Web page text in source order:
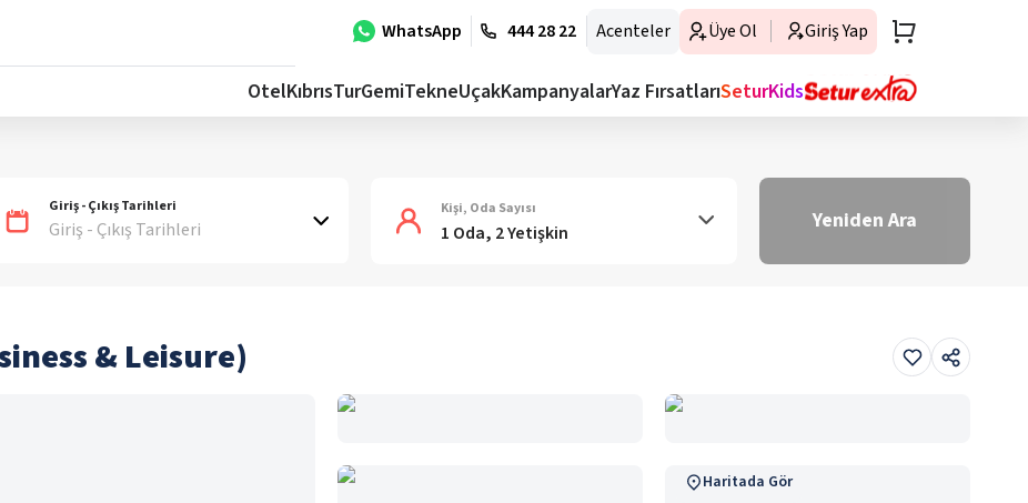
WhatsApp 444 28 22 Acenteler Üye Ol Giriş Yap
OtelKıbrısTurGemiTekneUçakKampanyalarYaz FırsatlarıSeturKids
Giriş - Çıkış Tarihleri
Giriş - Çıkış Tarihleri
Kişi, Oda Sayısı
1 Oda, 2 Yetişkin Yeniden Ara
& Leisure)
Haritada Gör